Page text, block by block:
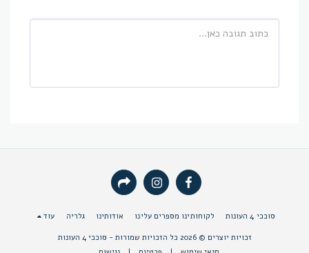
סוככי 4 העונות לקוחותינו מספרים עלינו אודותינו גלריה עוד
זכויות יוצרים © 2026 כל הזכויות שמורות -
סוככי 4 העונות